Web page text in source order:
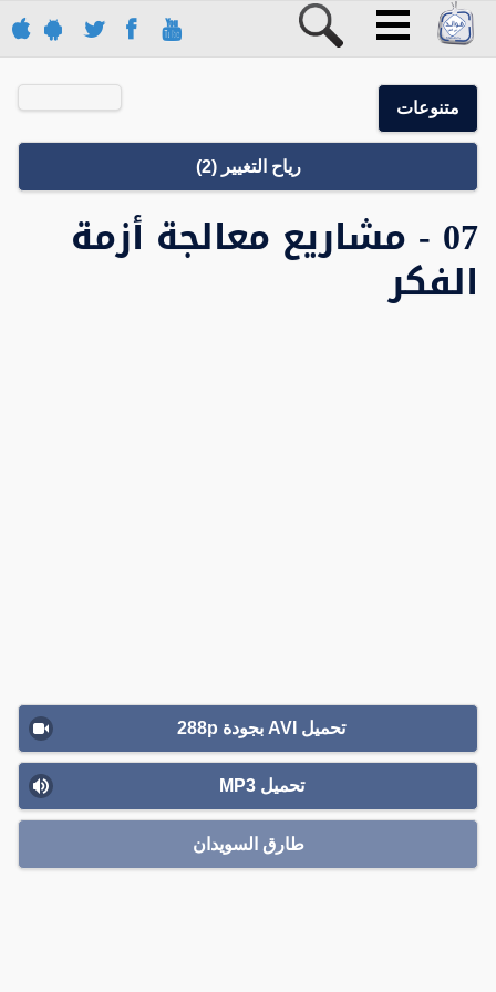
متنوعات
رياح التغيير (2)
07 - مشاريع معالجة أزمة
الفكر
تحميل AVI بجودة 288p
تحميل MP3
طارق السويدان